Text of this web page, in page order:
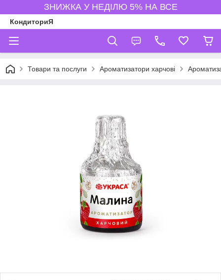
ЗНИЖКА У НЕДІЛЮ 5% НА ВСЕ
КондиториЯ
Товари та послуги Ароматизатори харчові